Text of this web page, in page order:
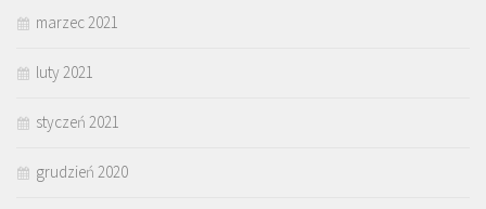
marzec 2021
luty 2021
styczeń 2021
grudzień 2020